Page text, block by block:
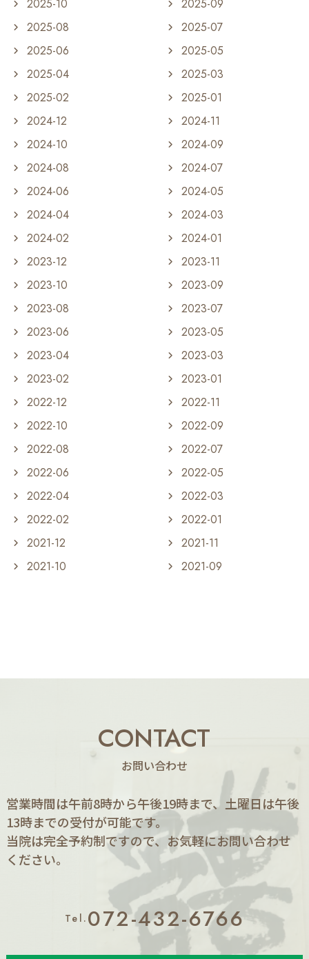
2025-10
2025-09
2025-08
2025-07
2025-06
2025-05
2025-04
2025-03
2025-02
2025-01
2024-12
2024-11
2024-10
2024-09
2024-08
2024-07
2024-06
2024-05
2024-04
2024-03
2024-02
2024-01
2023-12
2023-11
2023-10
2023-09
2023-08
2023-07
2023-06
2023-05
2023-04
2023-03
2023-02
2023-01
2022-12
2022-11
2022-10
2022-09
2022-08
2022-07
2022-06
2022-05
2022-04
2022-03
2022-02
2022-01
2021-12
2021-11
2021-10
2021-09
CONTACT
お問い合わせ
営業時間は午前8時から午後19時まで、土曜日は午後
13時までの受付が可能です。
当院は完全予約制ですので、お気軽にお問い合わせ
ください。
Tel. 072-432-6766